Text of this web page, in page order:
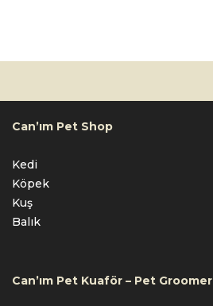
Can’ım Pet Shop
Kedi
Köpek
Kuş
Balık
Can’ım Pet Kuaför – Pet Groomer